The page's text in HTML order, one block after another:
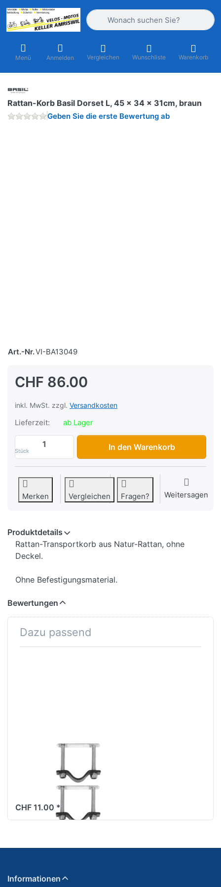
Geben Sie einen Suchbegriff ein.
Menü Anmelden Vergleichen Wunschliste Warenkorb
Rattan-Korb Basil Dorset L, 45 x 34 x 31cm, braun
Geben Sie die erste Bewertung ab
Art.-Nr.VI-BA13049
CHF 86.00
inkl. MwSt. zzgl. Versandkosten
Lieferzeit: ab Lager
Stück
Rattan-Korb Basil Dorset L, 45 x 34 x
In den Warenkorb
Merken Vergleichen Fragen? Weitersagen
Produktdetails
Rattan-Transportkorb aus Natur-Rattan, ohne
Deckel.
Ohne Befestigungsmaterial.
Bewertungen
Dazu passend
Befestigungssatz
Basil, Universal
(3er-Set)
CHF 11.00 *
Informationen